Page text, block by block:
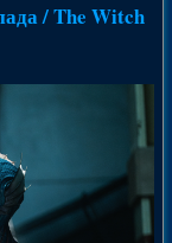
/ The Witch